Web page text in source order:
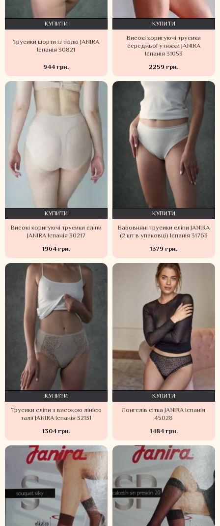
Трусики шорти із тюлю JANIRA
Іспанія 30821
944 грн.
КУПИТИ
Високі коригуючі трусики
середньої утяжки JANIRA
Іспанія 31053
2259 грн.
КУПИТИ
Високі коригуючі трусики сліпи
JANIRA Іспанія 30217
1964 грн.
КУПИТИ
Бавовняні трусики сліпи JANIRA
(2 шт в упаковці) Іспанія 31763
1379 грн.
КУПИТИ
Трусики сліпи з високою лінією
талії JANIRA Іспанія 32131
1304 грн.
КУПИТИ
Лонгслів сітка JANIRA Іспанія
45028
1484 грн.
КУПИТИ